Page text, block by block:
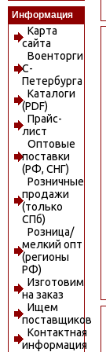
Информация
Карта
сайта
Военторги
С-
Петербурга
Каталоги
(PDF)
Прайс-
лист
Оптовые
поставки
(РФ, СНГ)
Розничные
продажи
(только
СПб)
Розница/
мелкий опт
(регионы
РФ)
Изготовим
на заказ
Ищем
поставщиков
Контактная
информация